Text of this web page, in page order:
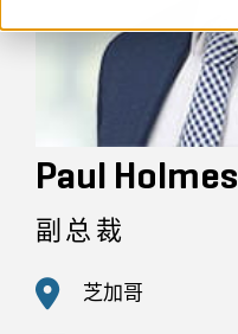
Paul Holmes
副总裁
芝加哥